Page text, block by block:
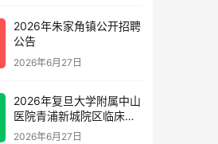
2026年朱家角镇公开招聘
公告
2026年6月27日
2026年复旦大学附属中山
医院青浦新城院区临床护
理岗位招聘启事
2026年6月27日